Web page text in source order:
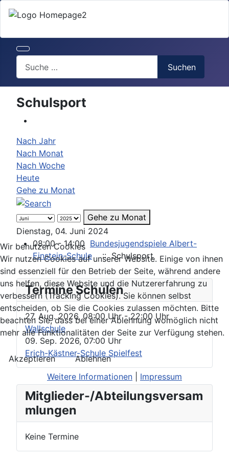
Suchen
Mitglieder-/Abteilungsversam
mlungen
Keine Termine
Schulsport
Nach Jahr
Nach Monat
Nach Woche
Heute
Gehe zu Monat
Gehe zu Monat
Dienstag, 04. Juni 2024
08:00 - 14:00 Bundesjugendspiele Albert-
Einstein-Schule :: Schulsport
Termine Schulen
27. Aug. 2026, 08:00 Uhr - 22:00 Uhr
Wallschule
09. Sep. 2026, 07:00 Uhr
Erich-Kästner-Schule Spielfest
Wir benutzen Cookies
Wir nutzen Cookies auf unserer Website. Einige von ihnen
sind essenziell für den Betrieb der Seite, während andere
uns helfen, diese Website und die Nutzererfahrung zu
verbessern (Tracking Cookies). Sie können selbst
entscheiden, ob Sie die Cookies zulassen möchten. Bitte
beachten Sie, dass bei einer Ablehnung womöglich nicht
mehr alle Funktionalitäten der Seite zur Verfügung stehen.
Akzeptieren
Ablehnen
Weitere Informationen
Impressum